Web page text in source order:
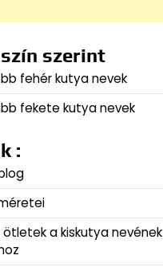
szerint
fehér kutya nevek
fekete kutya nevek
:
ötletek a kiskutya nevének